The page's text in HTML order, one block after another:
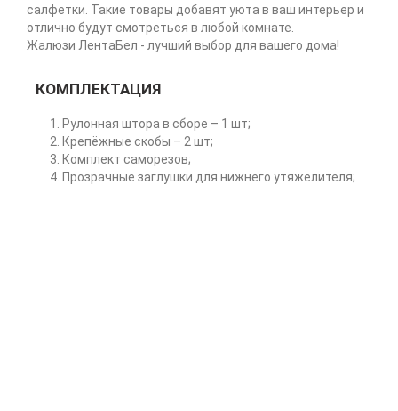
салфетки. Такие товары добавят уюта в ваш интерьер и
отлично будут смотреться в любой комнате.
Жалюзи ЛентаБел - лучший выбор для вашего дома!
КОМПЛЕКТАЦИЯ
Рулонная штора в сборе – 1 шт;
Крепёжные скобы – 2 шт;
Комплект саморезов;
Прозрачные заглушки для нижнего утяжелителя;